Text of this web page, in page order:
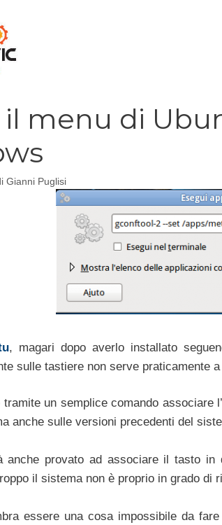
menu di
Gianni Puglisi
, magari dopo averlo installato
sulle tastiere non serve praticamente
tramite un semplice comando
anche sulle versioni precedenti del
anche provato ad associare il tasto in
il sistema non è proprio in grado di
essere una cosa impossibile da